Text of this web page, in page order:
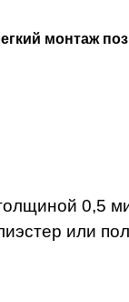
монтаж
0,5
или